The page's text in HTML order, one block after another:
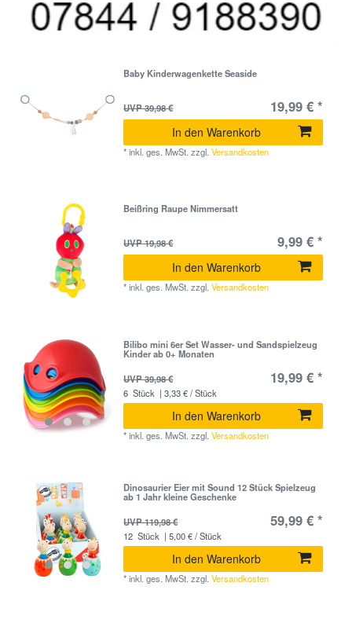
Baby Kinderwagenkette Seaside
UVP 39,98 € 19,99 € *
In den Warenkorb
*inkl. ges. MwSt. zzgl.Versandkosten
Beißring Raupe Nimmersatt
UVP 19,98 € 9,99 € *
In den Warenkorb
*inkl. ges. MwSt. zzgl.Versandkosten
Bilibo mini 6er Set Wasser- und Sandspielzeug
Kinder ab 0+ Monaten
UVP 39,98 €
19,99 € *
6 Stück | 3,33 € / Stück
In den Warenkorb
*inkl. ges. MwSt. zzgl.Versandkosten
Dinosaurier Eier mit Sound 12 Stück Spielzeug
ab 1 Jahr kleine Geschenke
UVP 119,98 €
59,99 € *
12 Stück | 5,00 € / Stück
In den Warenkorb
*inkl. ges. MwSt. zzgl.Versandkosten